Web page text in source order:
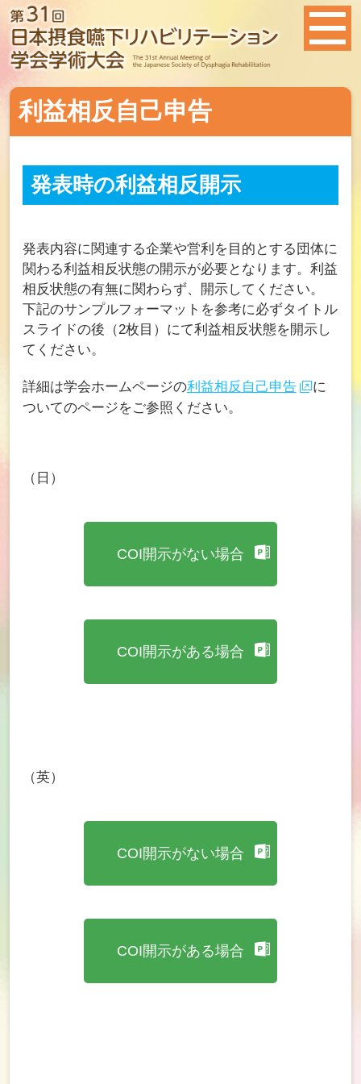
利益相反自己申告
発表時の利益相反開示
発表内容に関連する企業や営利を目的とする団体に
関わる利益相反状態の開示が必要となります。利益
相反状態の有無に関わらず、開示してください。
下記のサンプルフォーマットを参考に必ずタイトル
スライドの後（2枚目）にて利益相反状態を開示し
てください。
詳細は学会ホームページの利益相反自己申告
に
ついてのページをご参照ください。
（日）
COI開示がない場合
COI開示がある場合
（英）
COI開示がない場合
COI開示がある場合